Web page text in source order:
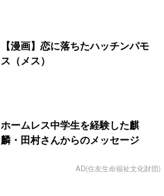
【漫画】恋に落ちたハッチンパモ
ス（メス）
ホームレス中学生を経験した麒
麟・田村さんからのメッセージ
AD(住友生命福祉文化財団)